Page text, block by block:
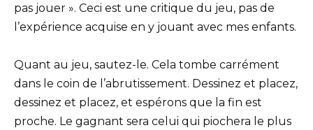
pas jouer ». Ceci est une critique du jeu, pas de
l’expérience acquise en y jouant avec mes enfants.
Quant au jeu, sautez-le. Cela tombe carrément
dans le coin de l’abrutissement. Dessinez et placez,
dessinez et placez, et espérons que la fin est
proche. Le gagnant sera celui qui piochera le plus